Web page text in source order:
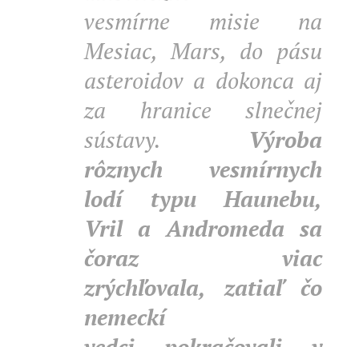
vesmírne misie na
Mesiac, Mars, do pásu
asteroidov a dokonca aj
za hranice slnečnej
sústavy. Výroba
rôznych vesmírnych
lodí typu Haunebu,
Vril a Andromeda sa
čoraz viac
zrýchľovala, zatiaľ čo
nemeckí